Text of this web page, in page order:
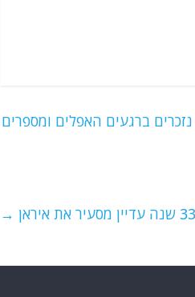
ברגעים האפלים ומספרים
→